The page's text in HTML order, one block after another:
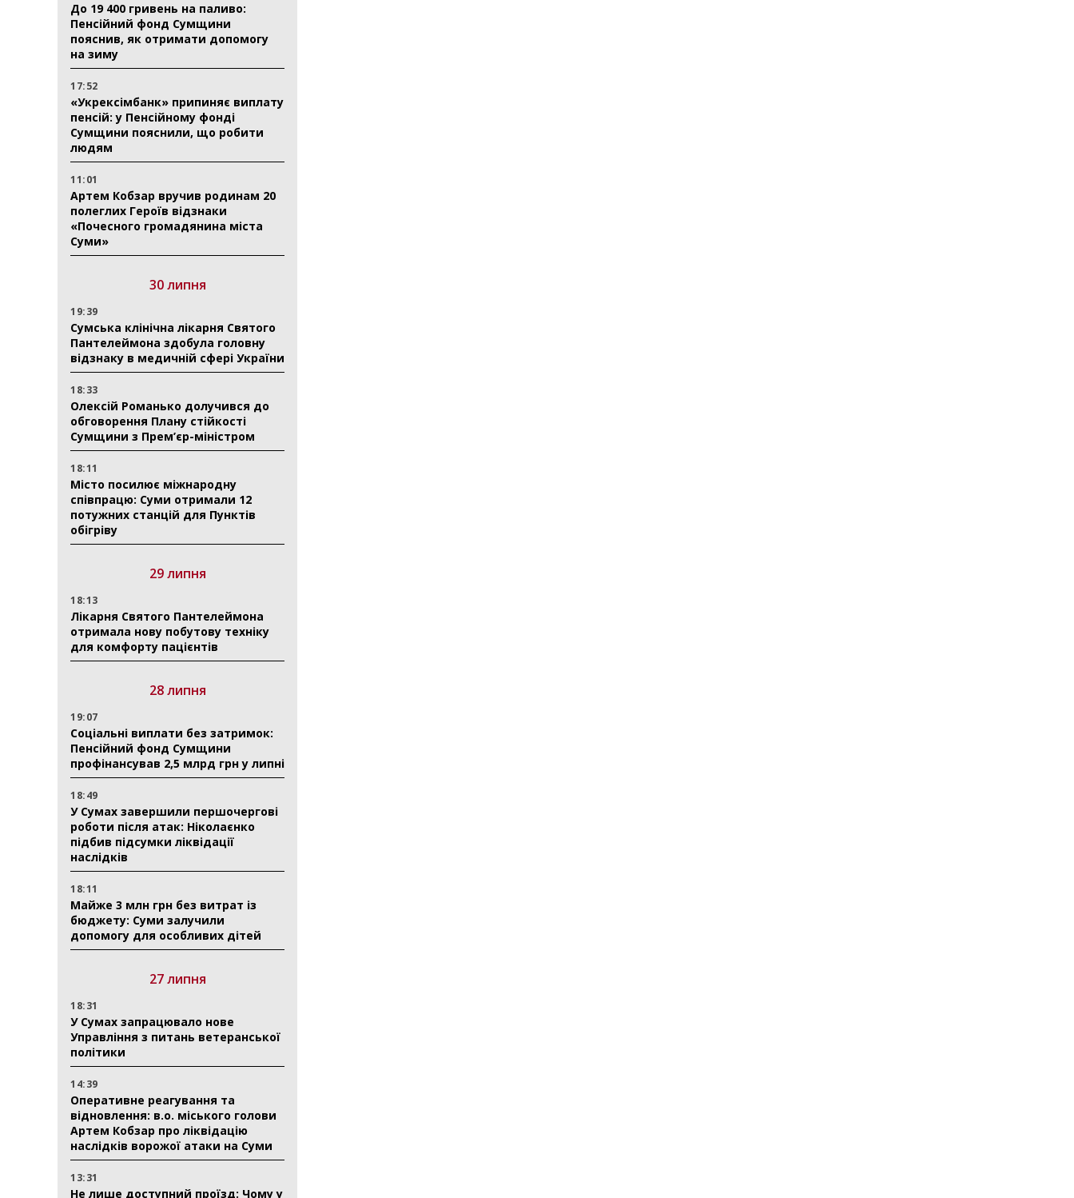
До 19 400 гривень на паливо:
Пенсійний фонд Сумщини
пояснив, як отримати допомогу
на зиму
17:52
«Укрексімбанк» припиняє виплату
пенсій: у Пенсійному фонді
Сумщини пояснили, що робити
людям
11:01
Артем Кобзар вручив родинам 20
полеглих Героїв відзнаки
«Почесного громадянина міста
Суми»
30 липня
19:39
Сумська клінічна лікарня Святого
Пантелеймона здобула головну
відзнаку в медичній сфері України
18:33
Олексій Романько долучився до
обговорення Плану стійкості
Сумщини з Прем’єр-міністром
18:11
Місто посилює міжнародну
співпрацю: Суми отримали 12
потужних станцій для Пунктів
обігріву
29 липня
18:13
Лікарня Святого Пантелеймона
отримала нову побутову техніку
для комфорту пацієнтів
28 липня
19:07
Соціальні виплати без затримок:
Пенсійний фонд Сумщини
профінансував 2,5 млрд грн у липні
18:49
У Сумах завершили першочергові
роботи після атак: Ніколаєнко
підбив підсумки ліквідації
наслідків
18:11
Майже 3 млн грн без витрат із
бюджету: Суми залучили
допомогу для особливих дітей
27 липня
18:31
У Сумах запрацювало нове
Управління з питань ветеранської
політики
14:39
Оперативне реагування та
відновлення: в.о. міського голови
Артем Кобзар про ліквідацію
наслідків ворожої атаки на Суми
13:31
Не лише доступний проїзд: Чому у